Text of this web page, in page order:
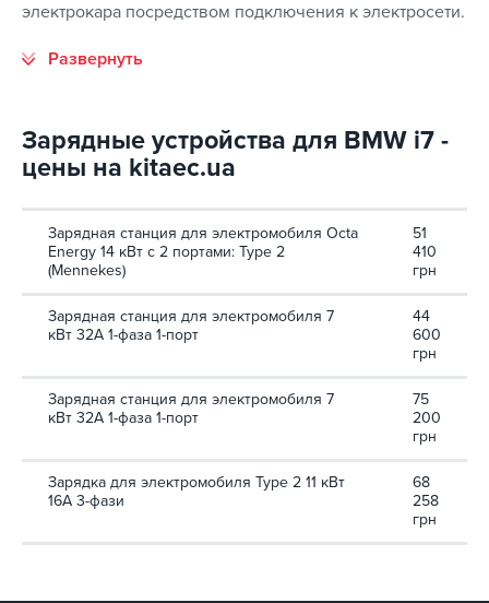
электрокара посредством подключения к электросети.
Зарядные устройства для BMW i7 -
цены на kitaec.ua
Зарядная станция для электромобиля Octa
Energy 14 кВт с 2 портами: Type 2
(Mennekes)
51
410
грн
Зарядная станция для электромобиля 7
кВт 32А 1-фаза 1-порт
44
600
грн
Зарядная станция для электромобиля 7
кВт 32А 1-фаза 1-порт
75
200
грн
Зарядка для электромобиля Type 2 11 кВт
16A 3-фази
68
258
грн